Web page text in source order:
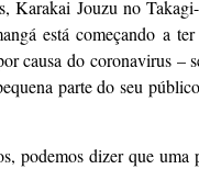
Karakai Jouzu no
está começando a
causa do coronavirus –
parte do seu
podemos dizer que uma